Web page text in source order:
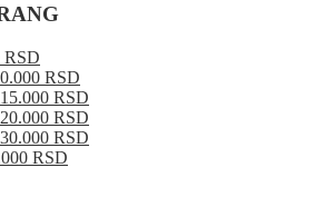
RSD
RSD
RSD
RSD
RSD
RSD